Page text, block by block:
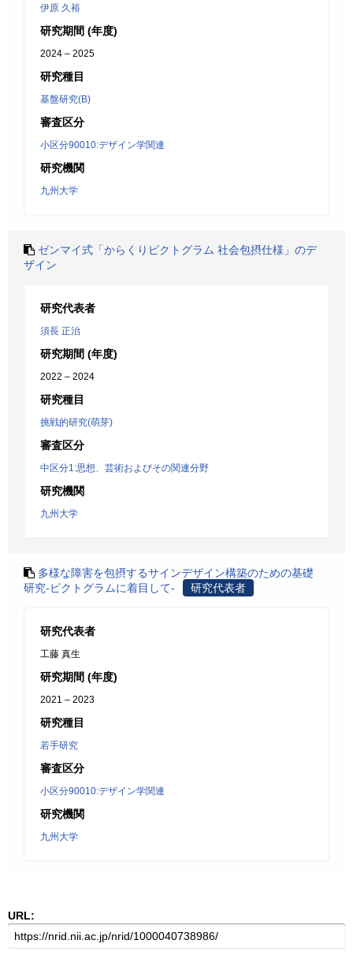
伊原 久裕
研究期間 (年度)
2024 – 2025
研究種目
基盤研究(B)
審査区分
小区分90010:デザイン学関連
研究機関
九州大学
ゼンマイ式「からくりピクトグラム 社会包摂仕様」のデ
ザイン
研究代表者
須長 正治
研究期間 (年度)
2022 – 2024
研究種目
挑戦的研究(萌芽)
審査区分
中区分1:思想、芸術およびその関連分野
研究機関
九州大学
多様な障害を包摂するサインデザイン構築のための基礎
研究-ピクトグラムに着目して-
研究代表者
研究代表者
工藤 真生
研究期間 (年度)
2021 – 2023
研究種目
若手研究
審査区分
小区分90010:デザイン学関連
研究機関
九州大学
URL: